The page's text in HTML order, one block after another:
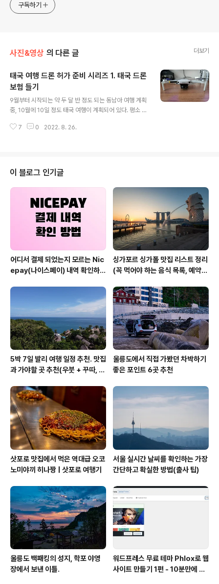
구독하기
사진&영상 의 다른 글 더보기
태국 여행 드론 허가 준비 시리즈 1. 태국 드론
보험 들기
9월부터 시작되는 약 두 달 반 정도 되는 동남아 여행 계획
중, 10월에 10일 정도 태국 여행이 계획되어 있다. 평소 사
가능하면 많은 사진과 영상을 찍어오려고 많은 리서치와
론 날리는 것은 해외 사이트를 찾아봐도 이슈가 많은데, 어
떤 외국인들은 공항에서 드론을 들어갈 시, 세관에 따라서
허가증이 없으면 드론은 몰수하기도 한다는 등의 이야기도
있고, 어떤 사람은 그냥 가지고 들어가서 허가증 없이 눈치
봐가면서 드론을 날렸다는 이야기가 있었다. 눈치 보면서
불법적으로 드론은 날리느니 ..
7 0 2022. 8. 26.
이 블로그 인기글
어디서 결제 되었는지 모르는 Nic
epay(나이스페이) 내역 확인하는
싱가포르 싱가폴 맛집 리스트 정리
(꼭 먹어야 하는 음식 목록, 예약
5박 7일 발리 여행 일정 추천. 맛집
과 가야할 곳 추천(우붓 + 꾸따, 세
울릉도에서 직접 가봤던 차박하기
좋은 포인트 6곳 추천
삿포로 맛집에서 먹은 역대급 오코
노미야끼 히나짱 | 삿포로 여행기
서울 실시간 날씨를 확인하는 가장
간단하고 확실한 방법(출사 팁)
울릉도 백패킹의 성지, 학포 야영
장에서 보낸 이틀.
워드프레스 무료 테마 Phlox로 웹
사이트 만들기 1편 - 10분만에 사